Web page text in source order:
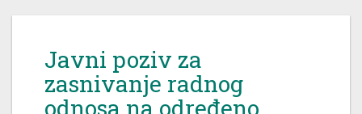
Javni poziv za
zasnivanje radnog
odnosa na određeno